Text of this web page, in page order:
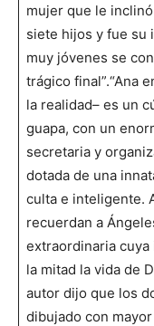
mujer que le
siete hijos y fue su
muy jóvenes se
trágico final”.“Ana
la realidad– es un
guapa, con un
secretaria y
dotada de una
culta e inteligente.
recuerdan a
extraordinaria
la mitad la vida de
autor dijo que los
dibujado con